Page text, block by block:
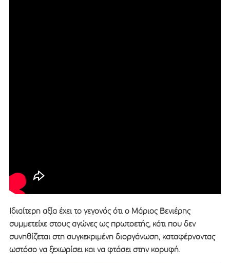
Ιδιαίτερη αξία έχει το γεγονός ότι ο Μάριος Βενιέρης
συμμετείχε στους αγώνες ως πρωτοετής, κάτι που δεν
συνηθίζεται στη συγκεκριμένη διοργάνωση, καταφέρνοντας
ωστόσο να ξεχωρίσει και να φτάσει στην κορυφή.